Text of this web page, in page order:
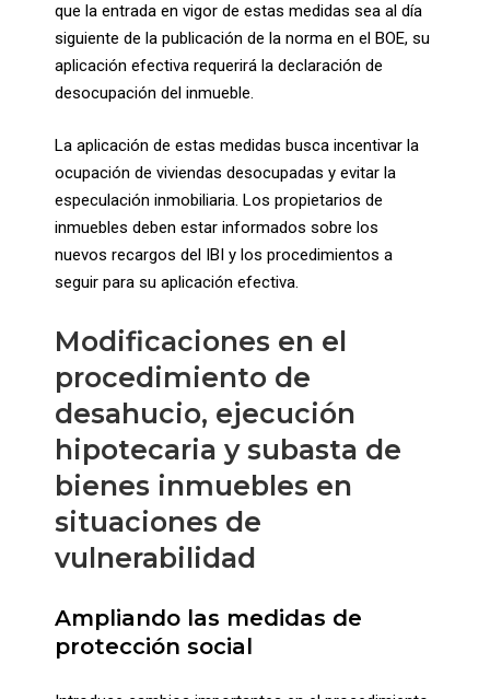
que la entrada en vigor de estas medidas sea al día
siguiente de la publicación de la norma en el BOE, su
aplicación efectiva requerirá la declaración de
desocupación del inmueble.
La aplicación de estas medidas busca incentivar la
ocupación de viviendas desocupadas y evitar la
especulación inmobiliaria. Los propietarios de
inmuebles deben estar informados sobre los
nuevos recargos del IBI y los procedimientos a
seguir para su aplicación efectiva.
Modificaciones en el
procedimiento de
desahucio, ejecución
hipotecaria y subasta de
bienes inmuebles en
situaciones de
vulnerabilidad
Ampliando las medidas de
protección social